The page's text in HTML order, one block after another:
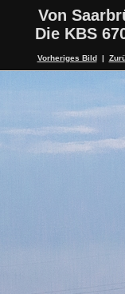
Von
Die KBS
Vorheriges Bild